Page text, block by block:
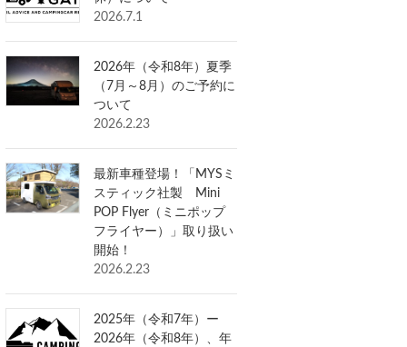
2026.7.1
2026年（令和8年）夏季
（7月～8月）のご予約に
ついて
2026.2.23
最新車種登場！「MYSミ
スティック社製 Mini
POP Flyer（ミニポップ
フライヤー）」取り扱い
開始！
2026.2.23
2025年（令和7年）ー
2026年（令和8年）、年